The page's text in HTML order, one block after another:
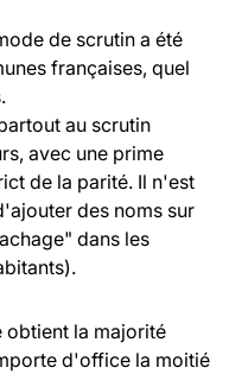
de scrutin a été
françaises, quel
au scrutin
avec une prime
de la parité. Il n'est
des noms sur
dans les
obtient la majorité
d'office la moitié